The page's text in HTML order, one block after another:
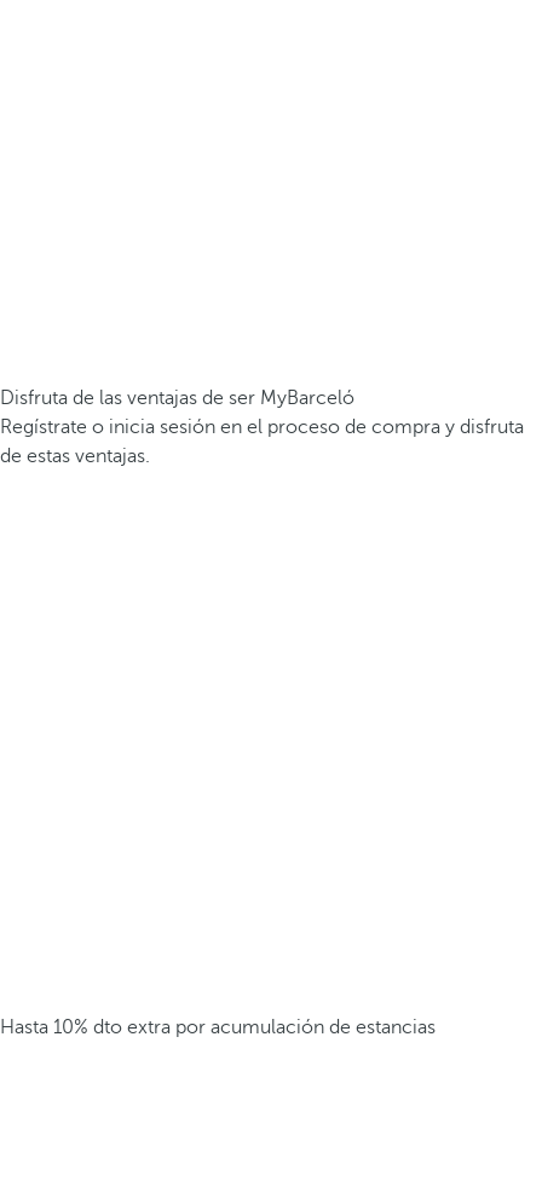
Disfruta de las ventajas de ser MyBarceló
Regístrate o inicia sesión en el proceso de compra y disfruta
de estas ventajas.
Hasta 10% dto extra por acumulación de estancias